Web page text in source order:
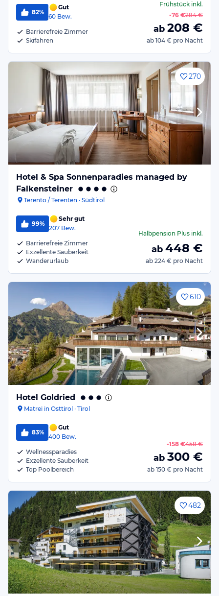
82%
Gut
60 Bew.
Barrierefreie Zimmer
Skifahren
Frühstückinkl.
-76 €284 €
ab 208 €
ab 104 € pro Nacht
270
Hotel & Spa Sonnenparadies managed by
Falkensteiner
Terento / Terenten · Südtirol
99%
Sehr gut
207 Bew.
Barrierefreie Zimmer
Exzellente Sauberkeit
Wanderurlaub
Halbpension Plus inkl.
ab 448 €
ab 224 € pro Nacht
610
Hotel Goldried
Matrei in Osttirol · Tirol
83%
Gut
400 Bew.
Wellnessparadies
Exzellente Sauberkeit
Top Poolbereich
-158 €458 €
ab 300 €
ab 150 € pro Nacht
482